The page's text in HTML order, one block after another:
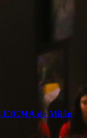
EICMA de Milán